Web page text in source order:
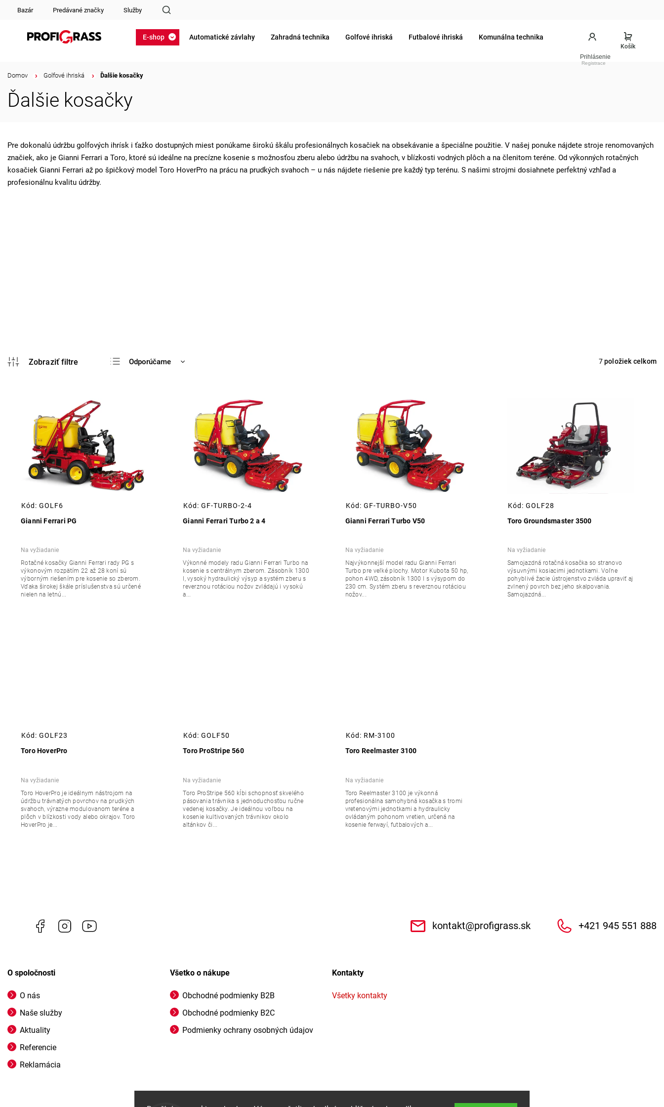
Bazár Predávané značky Služby
Prihlásenie
E-shop Automatické závlahy Zahradná technika Golfové ihriská Futbalové ihriská Komunálna technika
Domov Golfové ihriská Ďalšie kosačky
Ďalšie kosačky
Pre dokonalú údržbu golfových ihrísk i ťažko dostupných miest ponúkame širokú škálu profesionálnych kosačiek na obsekávanie a špeciálne použitie. V našej ponuke nájdete stroje renomovaných
značiek, ako je Gianni Ferrari a Toro, ktoré sú ideálne na precízne kosenie s možnosťou zberu alebo údržbu na svahoch, v blízkosti vodných plôch a na členitom teréne. Od výkonných rotačných
kosačiek Gianni Ferrari až po špičkový model Toro HoverPro na prácu na prudkých svahoch – u nás nájdete riešenie pre každý typ terénu. S našimi strojmi dosiahnete perfektný vzhľad a
profesionálnu kvalitu údržby.
Odporúčame
7položiek celkom
Gianni Ferrari PG
Na vyžiadanie
Rotačné kosačky Gianni Ferrari rady PG s
výkonovým rozpätím 22 až 28 koní sú
výborným riešením pre kosenie so zberom.
Vďaka širokej škále príslušenstva sú určené
nielen na letnú...
Kód: GOLF6
Gianni Ferrari Turbo 2 a 4
Na vyžiadanie
Výkonné modely radu Gianni Ferrari Turbo na
kosenie s centrálnym zberom. Zásobník 1300
l, vysoký hydraulický výsyp a systém zberu s
reverznou rotáciou nožov zvládajú i vysokú
a...
Kód:GF-TURBO-2-4
Gianni Ferrari Turbo V50
Na vyžiadanie
Najvýkonnejší model radu Gianni Ferrari
Turbo pre veľké plochy. Motor Kubota 50 hp,
pohon 4WD, zásobník 1300 l s výsypom do
230 cm. Systém zberu s reverznou rotáciou
nožov...
Kód: GF-TURBO-V50
Toro Groundsmaster 3500
Na vyžiadanie
Samojazdná rotačná kosačka so stranovo
výsuvnými kosiacimi jednotkami. Voľne
pohyblivé žacie ústrojenstvo zvláda upraviť aj
zvlnený povrch bez jeho skalpovania.
Samojazdná...
Kód: GOLF28
Toro HoverPro
Na vyžiadanie
Toro HoverPro je ideálnym nástrojom na
údržbu trávnatých povrchov na prudkých
svahoch, výrazne modulovanom teréne a
plôch v blízkosti vody alebo okrajov. Toro
HoverPro je...
Kód: GOLF23
Toro ProStripe 560
Na vyžiadanie
Toro ProStripe 560 kĺbi schopnosť skvelého
pásovania trávnika s jednoduchosťou ručne
vedenej kosačky. Je ideálnou voľbou na
kosenie kultivovaných trávnikov okolo
altánkov či...
Kód:GOLF50
Toro Reelmaster 3100
Na vyžiadanie
Toro Reelmaster 3100 je výkonná
profesionálna samohybná kosačka s tromi
vretenovými jednotkami a hydraulicky
ovládaným pohonom vretien, určená na
kosenie ferwayí, futbalových a...
Kód: RM-3100
Facebook Instagram kontakt@profigrass.sk +421 945 551 888
O spoločnosti
O nás
Naše služby
Aktuality
Referencie
Reklamácia
Všetko o nákupe
Obchodné podmienky B2B
Obchodné podmienky B2C
Podmienky ochrany osobných údajov
Kontakty
Všetky kontakty